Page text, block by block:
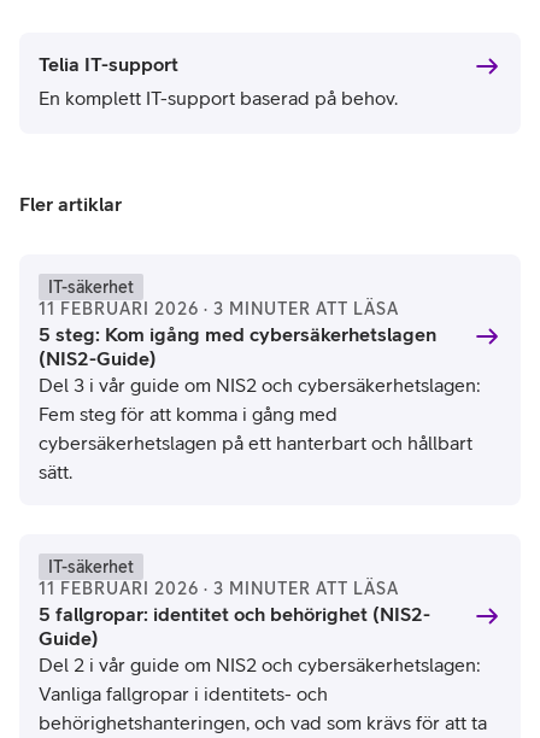
Telia IT-support
En komplett IT-support baserad på behov.
Fler artiklar
IT-säkerhet
11 FEBRUARI 2026 · 3 MINUTER ATT LÄSA
5 steg: Kom igång med cybersäkerhetslagen
(NIS2-Guide)
Del 3 i vår guide om NIS2 och cybersäkerhetslagen:
Fem steg för att komma i gång med
cybersäkerhetslagen på ett hanterbart och hållbart
sätt.
IT-säkerhet
11 FEBRUARI 2026 · 3 MINUTER ATT LÄSA
5 fallgropar: identitet och behörighet (NIS2-
Guide)
Del 2 i vår guide om NIS2 och cybersäkerhetslagen:
Vanliga fallgropar i identitets- och
behörighetshanteringen, och vad som krävs för att ta